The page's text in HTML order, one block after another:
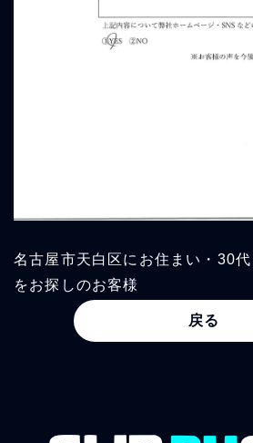
名古屋市天白区にお住まい・30
をお探しのお客様
戻る